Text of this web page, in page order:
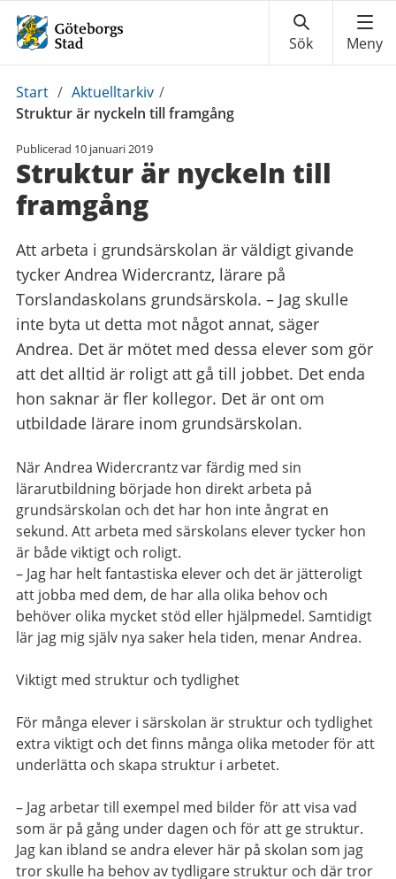
Du
är
Start / Aktuelltarkiv /
Struktur är nyckeln till framgång
Publicerad 10 januari 2019
Struktur är nyckeln till
framgång
Att arbeta i grundsärskolan är väldigt givande
tycker Andrea Widercrantz, lärare på
Torslandaskolans grundsärskola. – Jag skulle
inte byta ut detta mot något annat, säger
Andrea. Det är mötet med dessa elever som gör
att det alltid är roligt att gå till jobbet. Det enda
hon saknar är fler kollegor. Det är ont om
utbildade lärare inom grundsärskolan.
När Andrea Widercrantz var färdig med sin
lärarutbildning började hon direkt arbeta på
grundsärskolan och det har hon inte ångrat en
sekund. Att arbeta med särskolans elever tycker hon
är både viktigt och roligt.
– Jag har helt fantastiska elever och det är jätteroligt
att jobba med dem, de har alla olika behov och
behöver olika mycket stöd eller hjälpmedel. Samtidigt
lär jag mig själv nya saker hela tiden, menar Andrea.
Viktigt med struktur och tydlighet
För många elever i särskolan är struktur och tydlighet
extra viktigt och det finns många olika metoder för att
underlätta och skapa struktur i arbetet.
– Jag arbetar till exempel med bilder för att visa vad
som är på gång under dagen och för att ge struktur.
Jag kan ibland se andra elever här på skolan som jag
tror skulle ha behov av tydligare struktur och där tror